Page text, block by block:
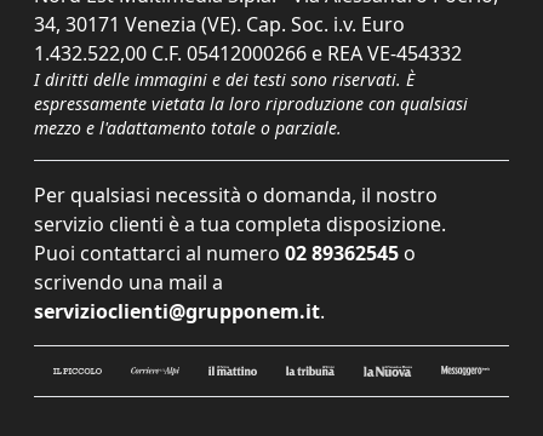
34, 30171 Venezia (VE). Cap. Soc. i.v. Euro
1.432.522,00 C.F. 05412000266 e REA VE-454332
I diritti delle immagini e dei testi sono riservati. È
espressamente vietata la loro riproduzione con qualsiasi
mezzo e l'adattamento totale o parziale.
Per qualsiasi necessità o domanda, il nostro
servizio clienti è a tua completa disposizione.
Puoi contattarci al numero 02 89362545 o
scrivendo una mail a
servizioclienti@grupponem.it.